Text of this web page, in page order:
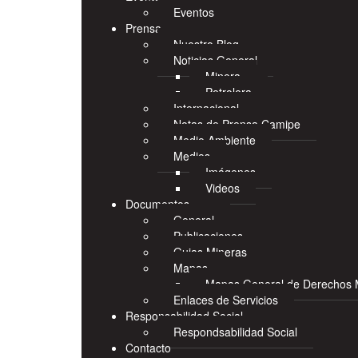
Eventos
Prensa
Nuestro Blog
Noticias General
Minera
Petrolera
Internacional
Notas de Prensa Camipe
Medio Ambiente
Medios
Imágenes
Videos
Documentos
General
Publicaciones
Guias Mineras
Mapas
Mapas General de Derechos
Enlaces de Servicios
Responsabilidad Social
Respondsabilidad Social
Contacto